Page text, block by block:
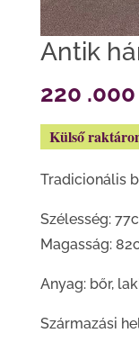
Antik
220 .000
Külső
Tradicionális
Szélesség:
Magasság:
Anyag: bőr,
Származási